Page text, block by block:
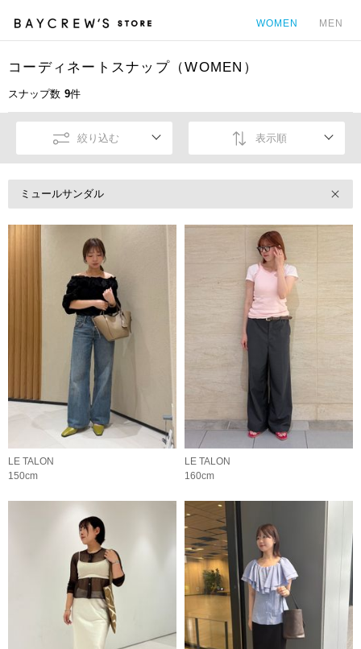
WOMEN MEN
コーディネートスナップ（WOMEN）
スナップ数 9件
絞り込む 表示順
ミュールサンダル
LE TALON
150cm
LE TALON
160cm